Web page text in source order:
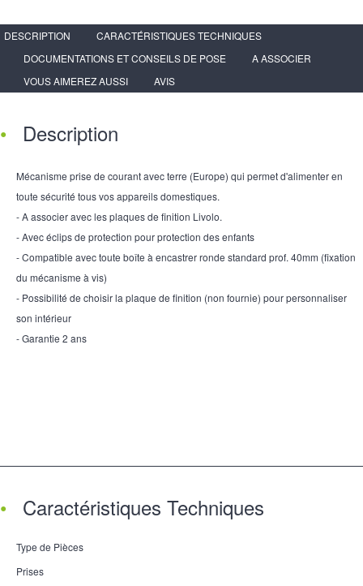
DESCRIPTION
CARACTÉRISTIQUES TECHNIQUES
DOCUMENTATIONS ET CONSEILS DE POSE
A ASSOCIER
VOUS AIMEREZ AUSSI
AVIS
Description
Mécanisme prise de courant avec terre (Europe) qui permet d'alimenter en
toute sécurité tous vos appareils domestiques.
- A associer avec les plaques de finition Livolo.
- Avec éclips de protection pour protection des enfants
- Compatible avec toute boîte à encastrer ronde standard prof. 40mm (fixation
du mécanisme à vis)
- Possibilité de choisir la plaque de finition (non fournie) pour personnaliser
son intérieur
- Garantie 2 ans
Caractéristiques Techniques
Type de Pièces
Prises